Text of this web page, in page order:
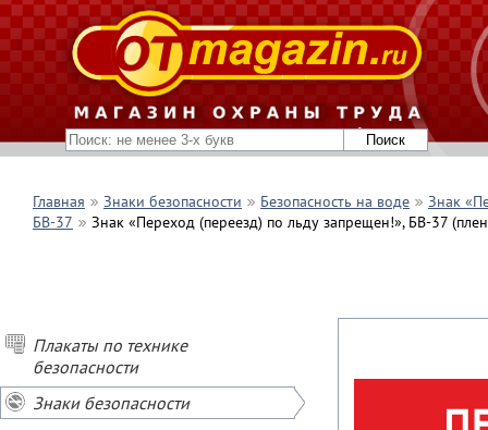
Главная Знаки безопасности Безопасность на воде
Знак
БВ-37
Знак «Переход (переезд) по льду запрещен!», БВ-37
Плакаты по технике
безопасности
Знаки безопасности